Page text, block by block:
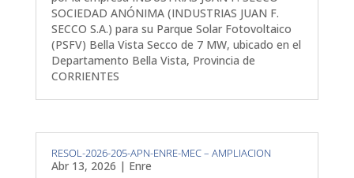
SOCIEDAD ANÓNIMA (INDUSTRIAS JUAN F.
SECCO S.A.) para su Parque Solar Fotovoltaico
(PSFV) Bella Vista Secco de 7 MW, ubicado en el
Departamento Bella Vista, Provincia de
CORRIENTES
RESOL-2026-205-APN-ENRE-MEC – AMPLIACION
Abr 13, 2026 | Enre